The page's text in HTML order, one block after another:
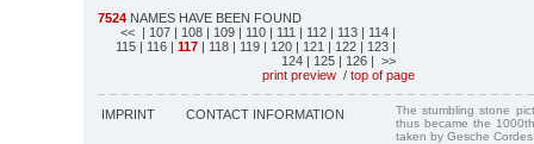
7524 NAMES HAVE BEEN FOUND
<< | 107 | 108 | 109 | 110 | 111 | 112 | 113 | 114 |
115 | 116 | 117 | 118 | 119 | 120 | 121 | 122 | 123 |
124 | 125 | 126 | >>
print preview / top of page
IMPRINT CONTACT INFORMATION
The stumbling stone
thus became the
taken by Gesche